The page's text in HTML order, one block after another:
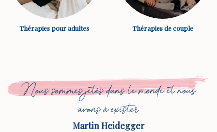
Thérapies pour adultes Thérapies de couple
Nous sommes jetés dans le monde et nous
avons à exister
Martin Heidegger